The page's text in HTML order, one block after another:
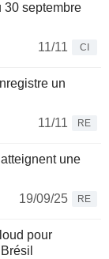
30 septembre
11/11
CI
un
11/11
RE
une
19/09/25
RE
pour